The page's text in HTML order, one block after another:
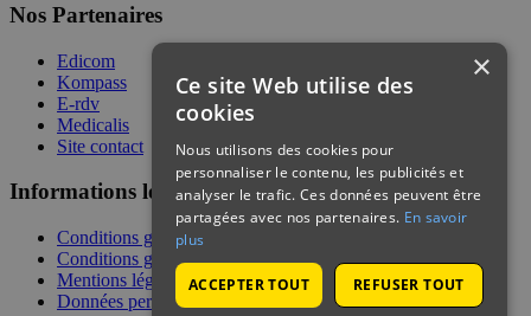
Nos Partenaires
Edicom
Kompass
E-rdv
Medicalis
Site contact
Informations légales
Conditions générales de services
Conditions générales de vente
Mentions légales
Données personnelles
×
Ce site Web utilise des
cookies
Nous utilisons des cookies pour
personnaliser le contenu, les publicités et
analyser le trafic. Ces données peuvent être
partagées avec nos partenaires. En savoir
plus
ACCEPTER TOUT REFUSER TOUT